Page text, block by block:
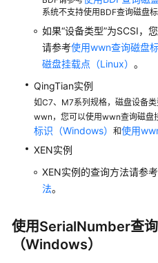
考
SDK
参
考
码
示
系统不支持使用BDF查询磁盘标
如果“设备类型”为SCSI，
请参考使用wwn查询磁盘
磁盘挂载点（Linux） 。
QingTian实例
如C7、M7系列规格，磁盘设备
wwn，您可以使用wwn查询磁盘
标识（Windows） 和使用
XEN实例
XEN实例的查询方法请参考
法。
使用SerialNumber查
（Windows）